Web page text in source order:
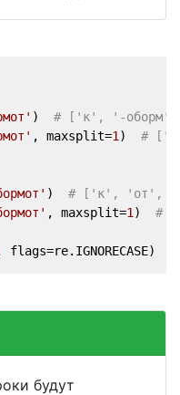
) # ['к', '-
, maxsplit=1 ) #
) # ['к', 'от',
, maxsplit=1 ) #
flags=re.IGNORECASE)
будут